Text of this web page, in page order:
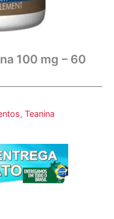
100 mg – 60
, Teanina